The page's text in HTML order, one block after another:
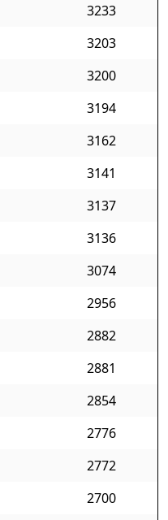
3233
3203
3200
3194
3162
3141
3137
3136
3074
2956
2882
2881
2854
2776
2772
2700